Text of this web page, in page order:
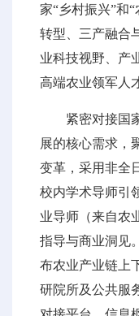
家“乡村振兴”和
转型、三产融合
业科技视野、产
高端农业领军人
紧密对接国
展的核心需求，
变革，采用非全
校内学术导师引
业导师（来自农
指导与商业洞见
布农业产业链上
研院所及公共服